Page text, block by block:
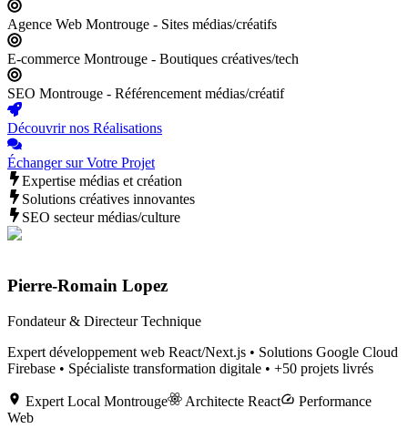
Agence Web Montrouge - Sites médias/créatifs
E-commerce Montrouge - Boutiques créatives/tech
SEO Montrouge - Référencement médias/créatif
Découvrir nos Réalisations
Échanger sur Votre Projet
Expertise médias et création
Solutions créatives innovantes
SEO secteur médias/culture
Pierre-Romain Lopez
Fondateur & Directeur Technique
Expert développement web React/Next.js • Solutions Google Cloud
Firebase • Spécialiste transformation digitale • +50 projets livrés
Expert Local Montrouge Architecte React
Performance
Web